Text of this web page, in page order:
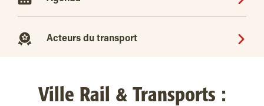
Acteurs du transport
Ville Rail & Transports :